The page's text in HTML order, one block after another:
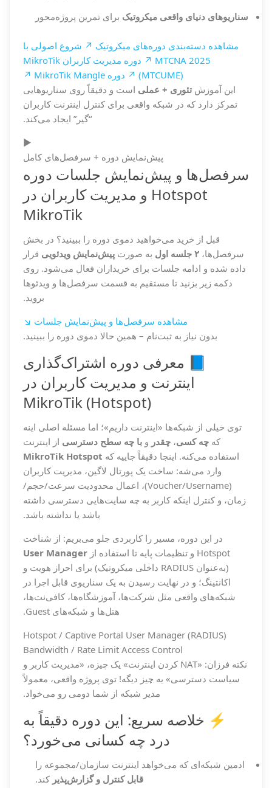
سناریوهای دنیای واقعی میکروتیک برای تمرین پروژه‌محور
مشاهده دسته‌بندی دوره‌های میکروتیک ↗ شروع اصولی با
MTCNA 2025 ↗
دوره مدیریت کاربران MikroTik
(MTCUME) ↗
دوره MikroTik Mangle ↗
این آموزشتئوری + عملی است و دقیقاً روی سناریوهایی
تمرکز دارد که در شبکه واقعی برای کنترل اینترنت کاربران
“گیر” ایجاد می‌کند.
▶️
پیش‌نمایش دوره + سرفصل‌های کامل
سرفصل‌ها و پیش‌نمایش جلسات دوره
Hotspot و مدیریت کاربران در
MikroTik
قبل از خرید می‌خواهید دموی دوره را ببینید؟ در بخش
سرفصل‌ها،۲ جلسه اول به صورتپیش‌نمایش ویدئویی قرار
داده شده و ادامه جلسات برای خریداران فعال می‌شود. روی
دکمه زیر بزنید تا مستقیم به قسمت سرفصل‌ها و ویدئوها
بروید.
مشاهده سرفصل‌ها و پیش‌نمایش جلسات ↘
بدون نیاز به ثبت‌نام – همین حالا دموی دوره را ببینید.
📘 معرفی دوره اشتراک‌گذاری
اینترنت و مدیریت کاربران در
MikroTik (Hotspot)
توی خیلی از شبکه‌ها «اینترنت داریم»؛ اما مسئله اصلی اینه
کهچه کسی،چقدر وبا چه سطح دسترسی از اینترنت
استفاده می‌کنه. اینجا دقیقاً جاییه که MikroTik Hotspot
وارد می‌شه: ساخت یک پورتال لاگین، مدیریت کاربران
(Voucher/Username)، اعمال محدودیت سرعت/حجم/
زمان، و کنترل اینکه کاربر به چه سایت‌هایی دسترسی داشته
باشد یا نداشته باشد.
در این دوره، مسیر را کاربردی جلو می‌بریم: از شناخت
Hotspot و تنظیمات پایه تا استفاده از
User Manager
(به‌عنوان RADIUS داخلی میکروتیک) برای احراز هویت و
اکانتینگ؛ و در نهایت رسیدن به یک سناریوی قابل اجرا در
شبکه‌های واقعی مثل شرکت‌ها، آموزشگاه‌ها، کافی‌نت‌ها،
هتل‌ها و شبکه‌های Guest.
Hotspot / Captive Portal User Manager (RADIUS)
Bandwidth / Rate Limit Access Control
نکته فرزان: «NAT کردن اینترنت» یک چیزه، «مدیریت کاربر و
سیاست دسترسی» یه چیز دیگه! توی پروژه واقعی، معمولاً
مدیر شبکه از شما دومی رو می‌خواد.
⚡ خلاصه سریع: این دوره دقیقاً به
درد چه کسانی می‌خورد؟
ادمین شبکه‌ای که می‌خواهد اینترنت سازمان/مجموعه را
قابل کنترل و گزارش‌پذیر کند.